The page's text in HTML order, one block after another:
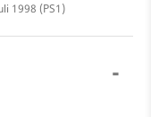
1998 (PS1)
-